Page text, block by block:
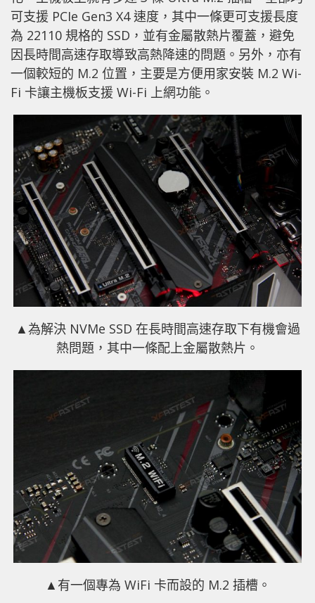
可支援 PCIe Gen3 X4 速度，其中一條更可支援長度
為 22110 規格的 SSD，並有金屬散熱片覆蓋，避免
因長時間高速存取導致高熱降速的問題。另外，亦有
一個較短的 M.2 位置，主要是方便用家安裝 M.2 Wi-
Fi 卡讓主機板支援 Wi-Fi 上網功能。
▲為解決 NVMe SSD 在長時間高速存取下有機會過
熱問題，其中一條配上金屬散熱片。
▲有一個專為 WiFi 卡而設的 M.2 插槽。